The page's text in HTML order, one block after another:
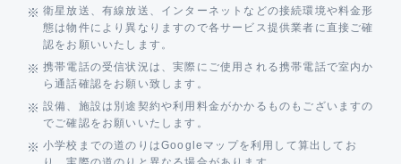
衛星放送、有線放送、インターネットなどの接続環境や料金形
態は物件により異なりますので各サービス提供業者に直接ご確
認をお願いいたします。
携帯電話の受信状況は、実際にご使用される携帯電話で室内か
ら通話確認をお願い致します。
設備、施設は別途契約や利用料金がかかるものもございますの
でご確認をお願いいたします。
小学校までの道のりはGoogleマップを利用して算出してお